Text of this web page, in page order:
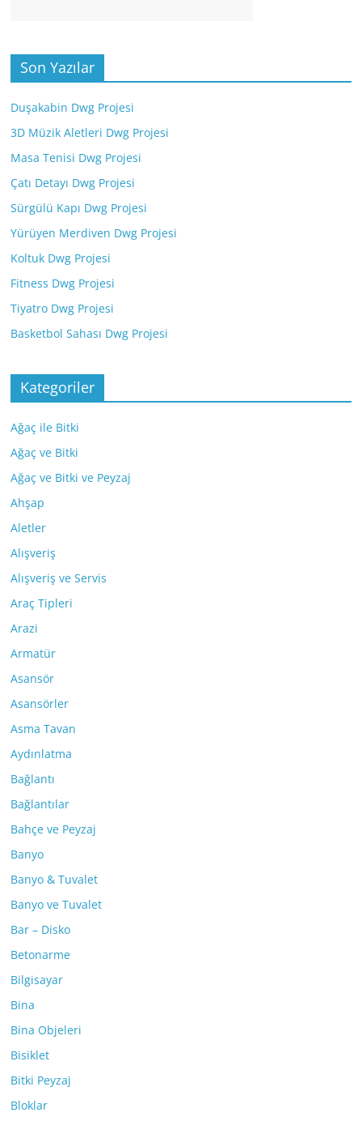
Son Yazılar
Duşakabin Dwg Projesi
3D Müzik Aletleri Dwg Projesi
Masa Tenisi Dwg Projesi
Çatı Detayı Dwg Projesi
Sürgülü Kapı Dwg Projesi
Yürüyen Merdiven Dwg Projesi
Koltuk Dwg Projesi
Fitness Dwg Projesi
Tiyatro Dwg Projesi
Basketbol Sahası Dwg Projesi
Kategoriler
Ağaç ile Bitki
Ağaç ve Bitki
Ağaç ve Bitki ve Peyzaj
Ahşap
Aletler
Alışveriş
Alışveriş ve Servis
Araç Tipleri
Arazi
Armatür
Asansör
Asansörler
Asma Tavan
Aydınlatma
Bağlantı
Bağlantılar
Bahçe ve Peyzaj
Banyo
Banyo & Tuvalet
Banyo ve Tuvalet
Bar – Disko
Betonarme
Bilgisayar
Bina
Bina Objeleri
Bisiklet
Bitki Peyzaj
Bloklar